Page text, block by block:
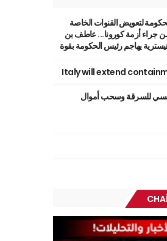
لتعويض القنوات الخاصة
جراء أزمة كورونا... عاطف بن
يهاجم رئيس الحكومة بقوة
Italy will extend
للسرقة وسحب أموال